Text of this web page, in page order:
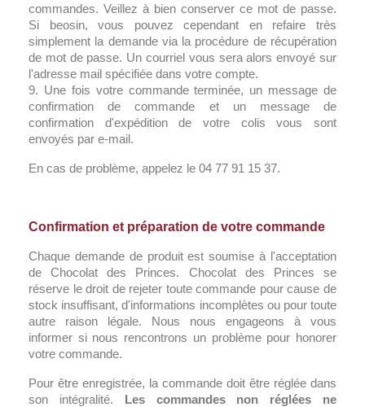
commandes. Veillez à bien conserver ce mot de passe.
Si beosin, vous pouvez cependant en refaire très
simplement la demande via la procédure de récupération
de mot de passe. Un courriel vous sera alors envoyé sur
l'adresse mail spécifiée dans votre compte.
9. Une fois votre commande terminée, un message de
confirmation de commande et un message de
confirmation d'expédition de votre colis vous sont
envoyés par e-mail.
En cas de problème, appelez le 04 77 91 15 37.
Confirmation et préparation de votre commande
Chaque demande de produit est soumise à l'acceptation
de Chocolat des Princes. Chocolat des Princes se
réserve le droit de rejeter toute commande pour cause de
stock insuffisant, d'informations incomplètes ou pour toute
autre raison légale. Nous nous engageons à vous
informer si nous rencontrons un problème pour honorer
votre commande.
Pour être enregistrée, la commande doit être réglée dans
son intégralité. Les commandes non réglées ne